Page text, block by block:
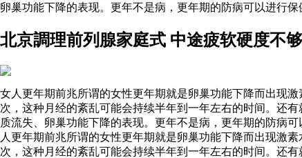
卵巢功能下降的表现。更年不是病，更年期的防病可以进行
北京調理前列腺家庭式 中途疲软硬度不
女人更年期前兆所谓的女性更年期就是卵巢功能下降而出现
次，这种月经的紊乱可能会持续半年到一年左右的时间。还
质流失、卵巢功能下降的表现。更年不是病，更年期的防病
人更年期前兆所谓的女性更年期就是卵巢功能下降而出现激
次，这种月经的紊乱可能会持续半年到一年左右的时间。还